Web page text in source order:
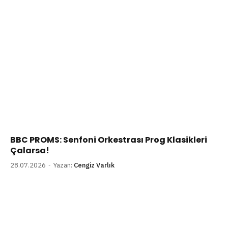
BBC PROMS: Senfoni Orkestrası Prog Klasikleri
Çalarsa!
28.07.2026 Yazan: Cengiz Varlık